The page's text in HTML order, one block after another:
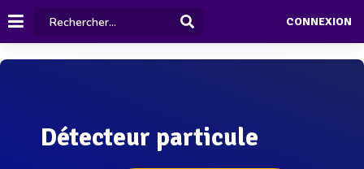
CONNEXION
Détecteur particule